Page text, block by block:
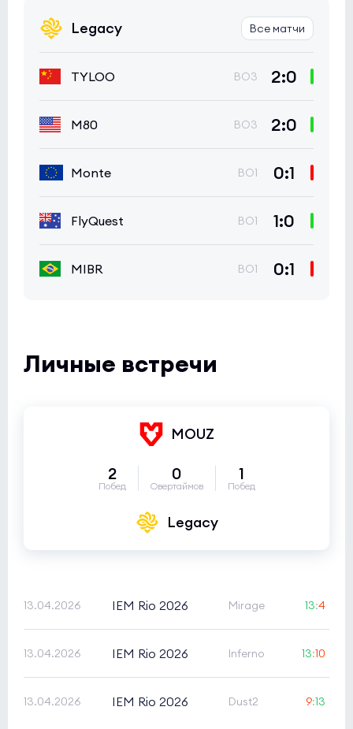
Legacy Все матчи
TYLOO BO3 2:0
M80 BO3 2:0
Monte BO1 0:1
FlyQuest BO1 1:0
MIBR BO1 0:1
Личные встречи
MOUZ
2
Побед
0
Овертаймов
1
Побед
Legacy
13.04.2026 IEM Rio 2026 Mirage 13:4
13.04.2026 IEM Rio 2026 Inferno 13:10
13.04.2026 IEM Rio 2026 Dust2 9:13